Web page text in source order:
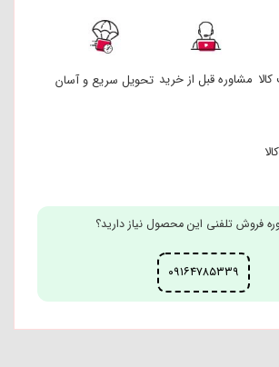
مشاوره قبل از خرید تحویل سریع و آسان
فروش تلفنی این محصول نیاز دارید؟
۰۹۱۶۴۷۸۵۳۳۹